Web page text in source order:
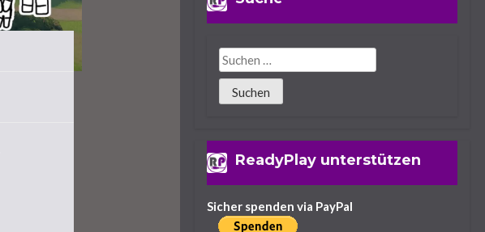
4 Minuten
Und Fundorte Des
Spiels
14 Minuten
ReadyPlay unterstützen
Sicher spenden via PayPal